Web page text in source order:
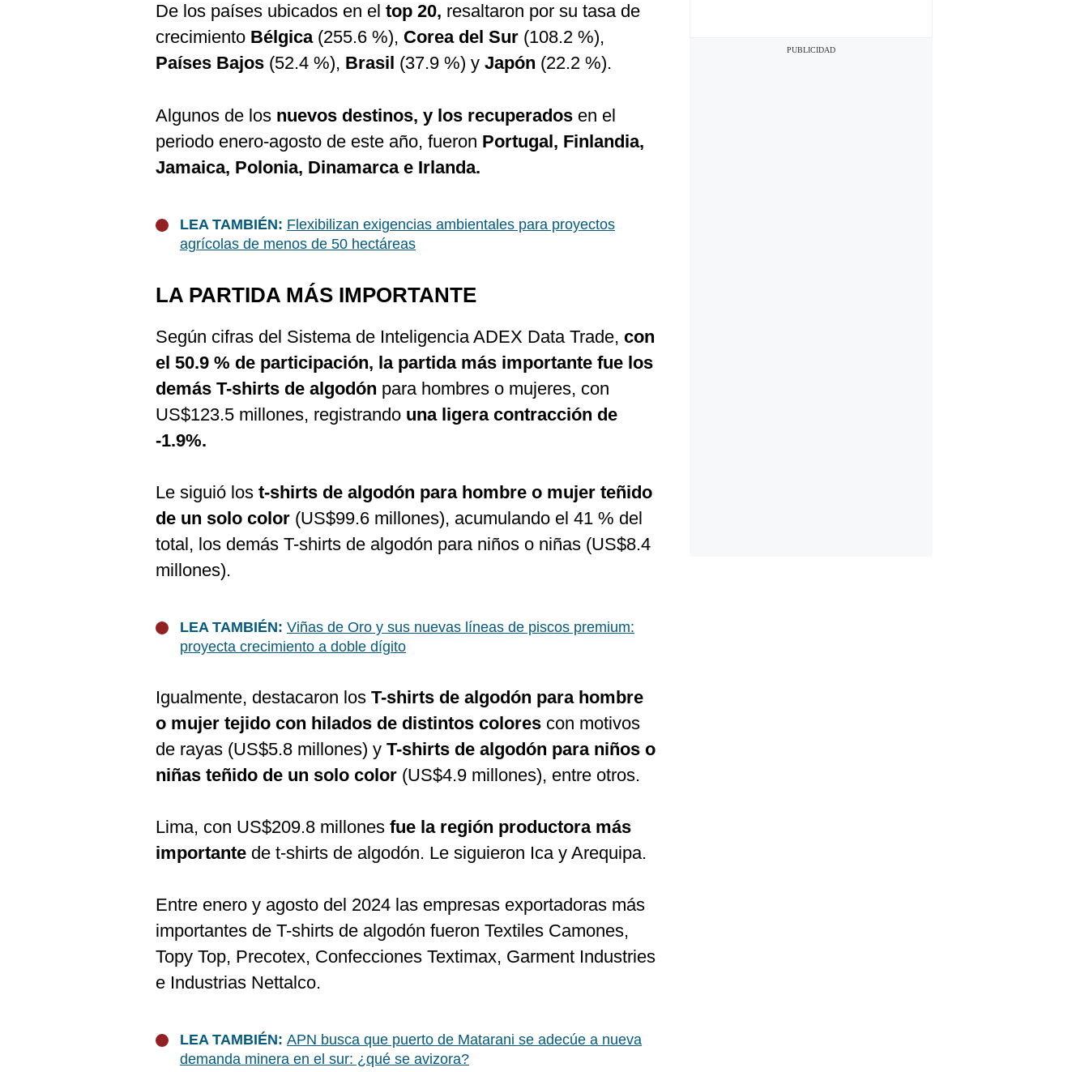
De los países ubicados en el top 20, resaltaron por su tasa de
crecimiento Bélgica(255.6 %), Corea del Sur (108.2 %),
Países Bajos (52.4 %), Brasil (37.9 %) y Japón (22.2 %).
Algunos de los nuevos destinos, y los recuperados en el
periodo enero-agosto de este año, fueron Portugal, Finlandia,
Jamaica, Polonia, Dinamarca e Irlanda.
LEA TAMBIÉN: Flexibilizan exigencias ambientales para proyectos
agrícolas de menos de 50 hectáreas
LA PARTIDA MÁS IMPORTANTE
Según cifras del Sistema de Inteligencia ADEX Data Trade, con
el 50.9 % de participación, la partida más importante fue los
demás T-shirts de algodón para hombres o mujeres, con
US$123.5 millones, registrando una ligera contracción de
-1.9%.
Le siguió los t-shirts de algodón para hombre o mujer teñido
de un solo color (US$99.6 millones), acumulando el 41 % del
total, los demás T-shirts de algodón para niños o niñas (US$8.4
millones).
LEA TAMBIÉN: Viñas de Oro y sus nuevas líneas de piscos premium:
proyecta crecimiento a doble dígito
Igualmente, destacaron los T-shirts de algodón para hombre
o mujer tejido con hilados de distintos colores con motivos
de rayas (US$5.8 millones) y T-shirts de algodón para niños o
niñas teñido de un solo color (US$4.9 millones), entre otros.
Lima, con US$209.8 millones fue la región productora más
importante de t-shirts de algodón. Le siguieron Ica y Arequipa.
Entre enero y agosto del 2024 las empresas exportadoras más
importantes de T-shirts de algodón fueron Textiles Camones,
Topy Top, Precotex, Confecciones Textimax, Garment Industries
e Industrias Nettalco.
LEA TAMBIÉN: APN busca que puerto de Matarani se adecúe a nueva
demanda minera en el sur: ¿qué se avizora?